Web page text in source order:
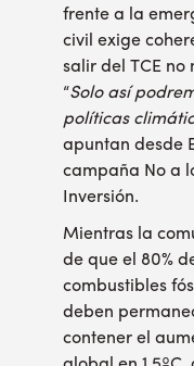
frente a la
civil exige
salir del TCE no
“Solo así
políticas
apuntan desde
campaña No a
Inversión.
Mientras la
de que el 80%
combustibles
deben
contener el